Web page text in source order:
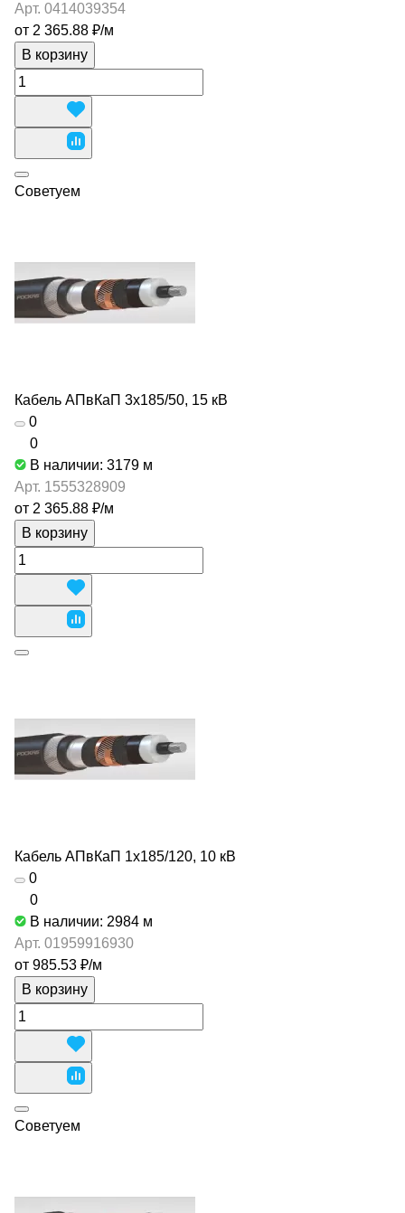
Арт. 0414039354
от 2 365.88 ₽/м
В корзину
Советуем
Кабель АПвКаП 3х185/50, 15 кВ
0
0
В наличии: 3179 м
Арт. 1555328909
от 2 365.88 ₽/м
В корзину
Кабель АПвКаП 1х185/120, 10 кВ
0
0
В наличии: 2984 м
Арт. 01959916930
от 985.53 ₽/м
В корзину
Советуем